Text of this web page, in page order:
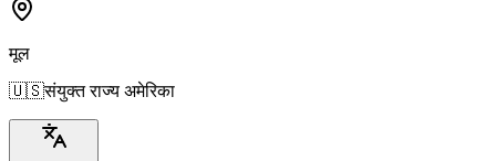
मूल
🇺🇸संयुक्त राज्य अमेरिका